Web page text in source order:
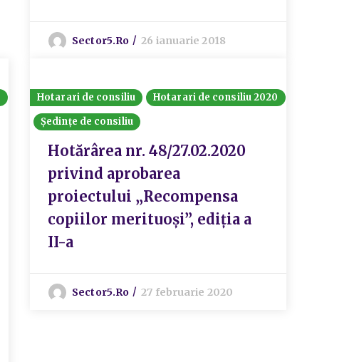
Sector5.ro 26 ianuarie 2018
Hotarari de consiliu
Hotarari de consiliu 2020
Ședințe de consiliu
Hotărârea nr. 48/27.02.2020
privind aprobarea
proiectului „Recompensa
copiilor merituoși”, ediția a
II-a
Sector5.ro 27 februarie 2020